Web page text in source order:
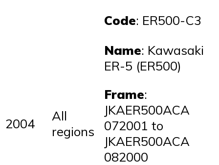
Code: ER500-C3
2004
All
regions
Name: Kawasaki
ER-5 (ER500)
Frame:
JKAER500ACA
072001 to
JKAER500ACA
082000